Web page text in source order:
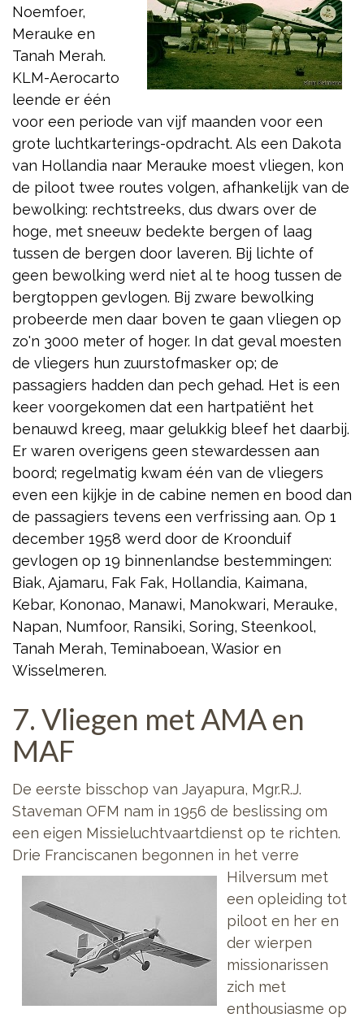
Noemfoer,
Merauke en
Tanah Merah.
KLM-Aerocarto
leende er één
voor een periode van vijf maanden voor een
grote luchtkarterings-opdracht. Als een Dakota
van Hollandia naar Merauke moest vliegen, kon
de piloot twee routes volgen, afhankelijk van de
bewolking: rechtstreeks, dus dwars over de
hoge, met sneeuw bedekte bergen of laag
tussen de bergen door laveren. Bij lichte of
geen bewolking werd niet al te hoog tussen de
bergtoppen gevlogen. Bij zware bewolking
probeerde men daar boven te gaan vliegen op
zo'n 3000 meter of hoger. In dat geval moesten
de vliegers hun zuurstofmasker op; de
passagiers hadden dan pech gehad. Het is een
keer voorgekomen dat een hartpatiënt het
benauwd kreeg, maar gelukkig bleef het daarbij.
Er waren overigens geen stewardessen aan
boord; regelmatig kwam één van de vliegers
even een kijkje in de cabine nemen en bood dan
de passagiers tevens een verfrissing aan. Op 1
december 1958 werd door de Kroonduif
gevlogen op 19 binnenlandse bestemmingen:
Biak, Ajamaru, Fak Fak, Hollandia, Kaimana,
Kebar, Kononao, Manawi, Manokwari, Merauke,
Napan, Numfoor, Ransiki, Soring, Steenkool,
Tanah Merah, Teminaboean, Wasior en
Wisselmeren.
7. Vliegen met AMA en
MAF
De eerste bisschop van Jayapura, Mgr.R.J.
Staveman OFM nam in 1956 de beslissing om
een eigen Missieluchtvaartdienst op te richten.
Drie Franciscanen begonnen in het verre
Hilversum met
een opleiding tot
piloot en her en
der wierpen
missionarissen
zich met
enthousiasme op